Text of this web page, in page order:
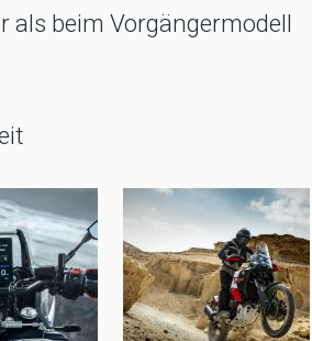
als beim Vorgängermodell